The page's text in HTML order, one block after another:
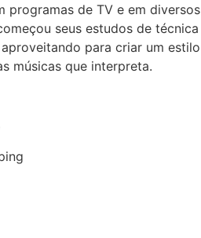
programas de TV e em
seus estudos de
para criar um
músicas que interpreta.